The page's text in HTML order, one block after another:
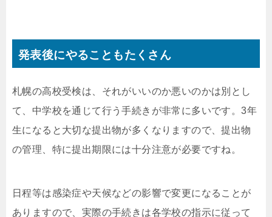
発表後にやることもたくさん
札幌の高校受検は、それがいいのか悪いのかは別とし
て、中学校を通じて行う手続きが非常に多いです。3年
生になると大切な提出物が多くなりますので、提出物
の管理、特に提出期限には十分注意が必要ですね。
日程等は感染症や天候などの影響で変更になることが
ありますので、実際の手続きは各学校の指示に従って